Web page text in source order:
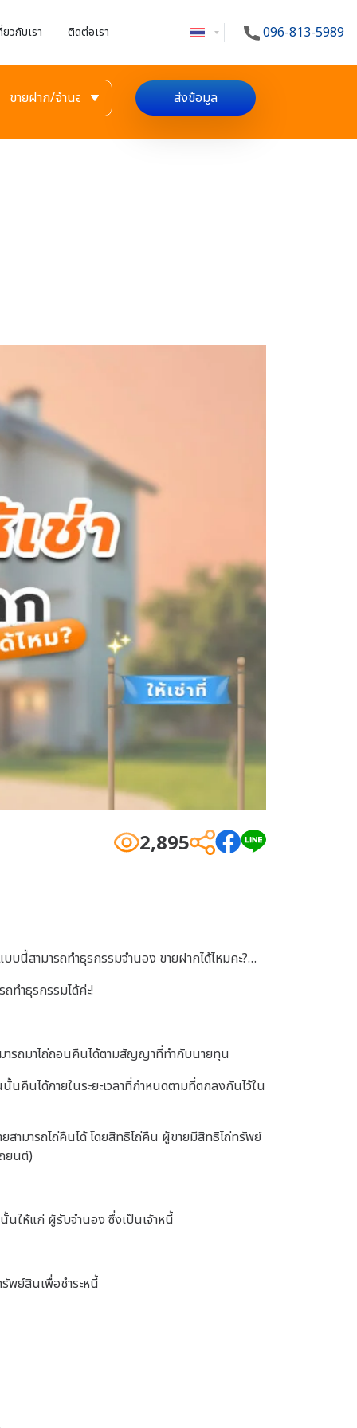
ยวกับเรา ติดต่อเรา 096-813-5989
ส่งข้อมูล
2,895
นี้สามารถทำธุรกรรมจำนอง ขายฝากได้ไหมคะ?…
ทำธุรกรรมได้ค่ะ!
ารถมาไถ่ถอนคืนได้ตามสัญญาที่ทำกับนายทุน
นได้ภายในระยะเวลาที่กำหนดตามที่ตกลงกันไว้ใน
ามารถไถ่คืนได้ โดยสิทธิไถ่คืน ผู้ขายมีสิทธิไถ่ทรัพย์
ยนต์)
ให้แก่ ผู้รับจำนอง ซึ่งเป็นเจ้าหนี้
พย์สินเพื่อชำระหนี้